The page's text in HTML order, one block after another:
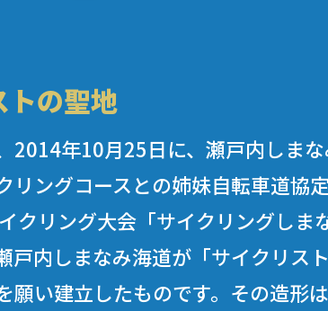
トの聖地
2014年10月25日に、瀬戸内しま
リングコースとの姉妹自転車道協
クリング大会「サイクリングしま
戸内しまなみ海道が「サイクリス
願い建立したものです。その造形